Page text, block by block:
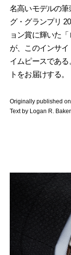
名高いモデルの
グ・グランプリ
ョン賞に輝いた
が、このインサ
イムピースであ
トをお届けする。
Originally published
Text by Logan R. Baker